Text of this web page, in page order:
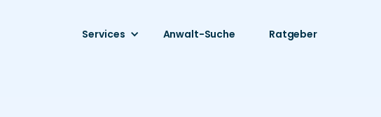
Services Anwalt-Suche Ratgeber